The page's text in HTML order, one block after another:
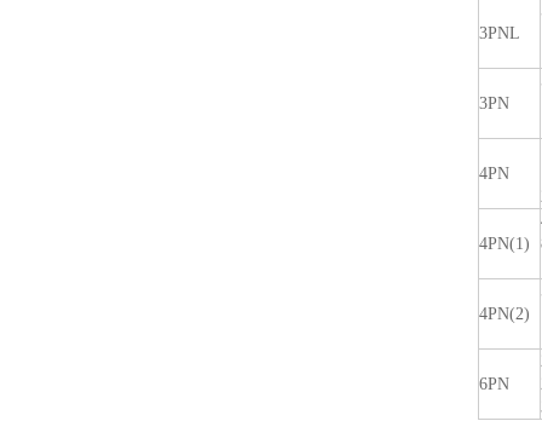
3PNL
3PN
4PN
4PN(1)
4PN(2)
6PN